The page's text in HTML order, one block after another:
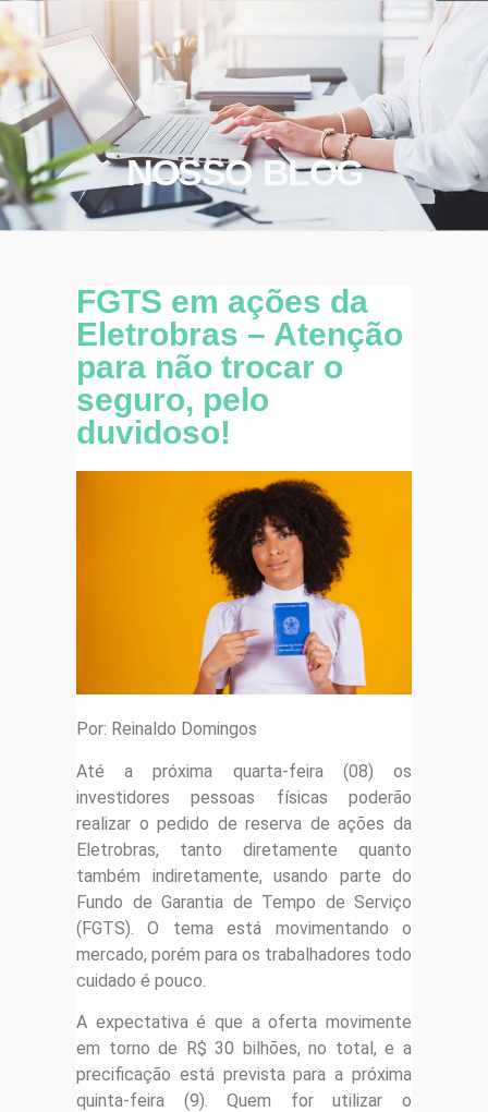
NOSSO BLOG
FGTS em ações da
Eletrobras – Atenção
para não trocar o
seguro, pelo
duvidoso!
Por: Reinaldo Domingos
Até a próxima quarta-feira (08) os
investidores pessoas físicas poderão
realizar o pedido de reserva de ações da
Eletrobras, tanto diretamente quanto
também indiretamente, usando parte do
Fundo de Garantia de Tempo de Serviço
(FGTS). O tema está movimentando o
mercado, porém para os trabalhadores todo
cuidado é pouco.
A expectativa é que a oferta movimente
em torno de R$ 30 bilhões, no total, e a
precificação está prevista para a próxima
quinta-feira (9). Quem for utilizar o